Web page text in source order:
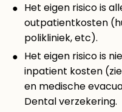
Het eigen risico is
outpatientkosten
polikliniek, etc).
Het eigen risico is
inpatient kosten
en medische
Dental verzekering.